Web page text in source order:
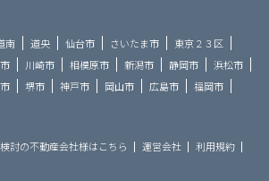
南 道央 仙台市 さいたま市
東京２３区
川崎市 相模原市 新潟市 静岡市
浜松市
堺市 神戸市 岡山市 広島市
福岡市
討の不動産会社様はこちら 運営会社
利用規約